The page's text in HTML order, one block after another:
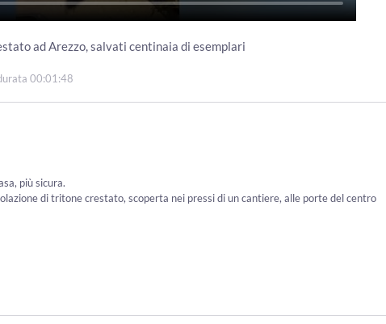
ad Arezzo, salvati centinaia di esemplari
00:01:48
più sicura.
di tritone crestato, scoperta nei pressi di un cantiere, alle porte del centro